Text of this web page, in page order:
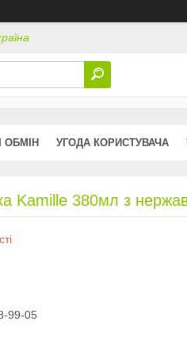
ОБМІН УГОДА КОРИСТУВАЧА
Kamille 380мл з
99-05